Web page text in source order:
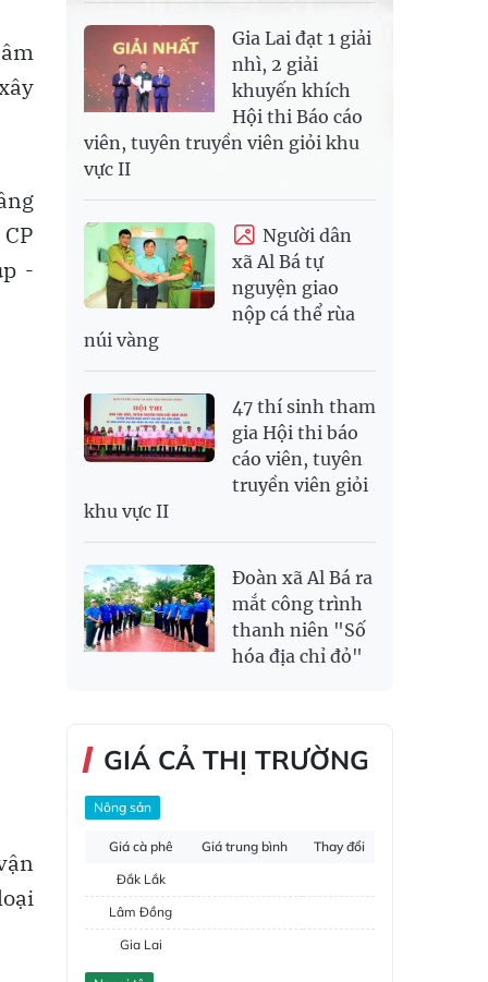
-
Gia Lai đạt 1 giải
nhì, 2 giải
khuyến khích
Hội thi Báo cáo
viên, tuyên truyền viên giỏi khu
vực II
Người dân
xã Al Bá tự
nguyện giao
nộp cá thể rùa
núi vàng
47 thí sinh tham
gia Hội thi báo
cáo viên, tuyên
truyền viên giỏi
khu vực II
Đoàn xã Al Bá ra
mắt công trình
thanh niên "Số
hóa địa chỉ đỏ"
GIÁ CẢ THỊ TRƯỜNG
Nông sản
Giá cà phê Giá trung bình
Thay đổi
Đắk Lắk
Lâm Đồng
Gia Lai
Đắk Nông